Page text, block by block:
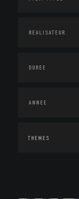
THEMES